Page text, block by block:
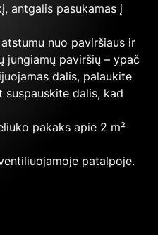
antgalis pasukamas į
nuo paviršiaus ir
paviršių – ypač
dalis, palaukite
suspauskite dalis, kad
pakaks apie 2 m²
patalpoje.